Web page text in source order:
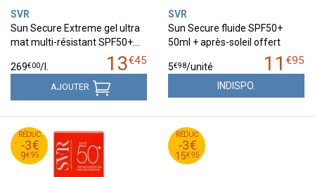
SVR
Sun Secure Extreme gel ultra
mat multi-résistant SPF50+…
13€45
269€00/
AJOUTER
SVR
Sun Secure fluide SPF50+
50ml + après-soleil offert
11 €95
5€98/unité
INDISPO.
RÉDUC
-3€
9€95
12
€
95
9
€
95
RÉDUC
-3€
15€95
18
€
95
15
€
95